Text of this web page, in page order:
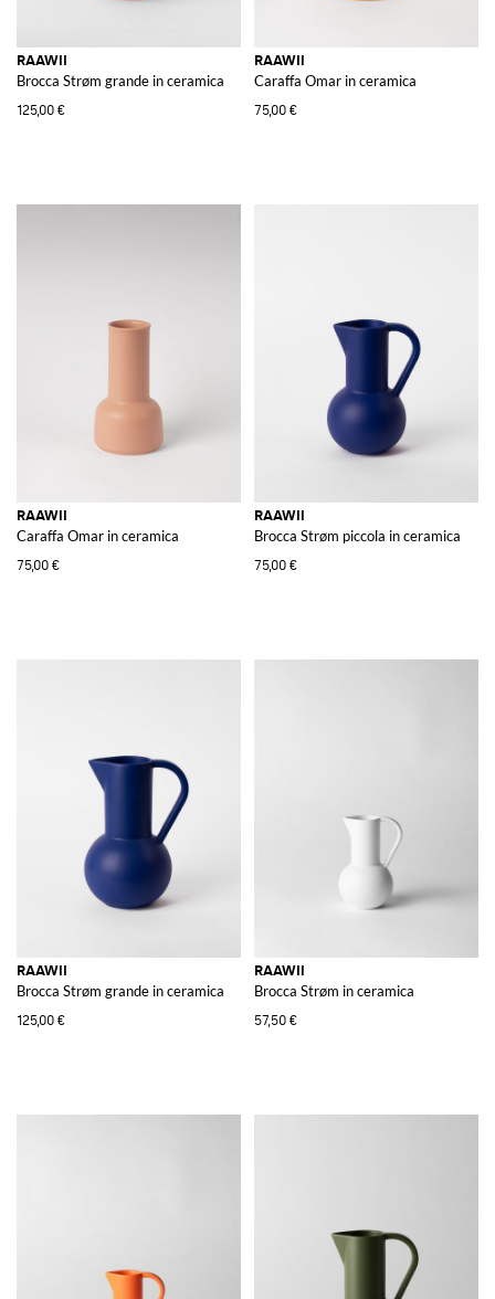
RAAWII
Brocca Strøm grande in ceramica
125,00 €
RAAWII
Caraffa Omar in ceramica
75,00 €
RAAWII
Caraffa Omar in ceramica
75,00 €
RAAWII
Brocca Strøm piccola in ceramica
75,00 €
RAAWII
Brocca Strøm grande in ceramica
125,00 €
RAAWII
Brocca Strøm in ceramica
57,50 €